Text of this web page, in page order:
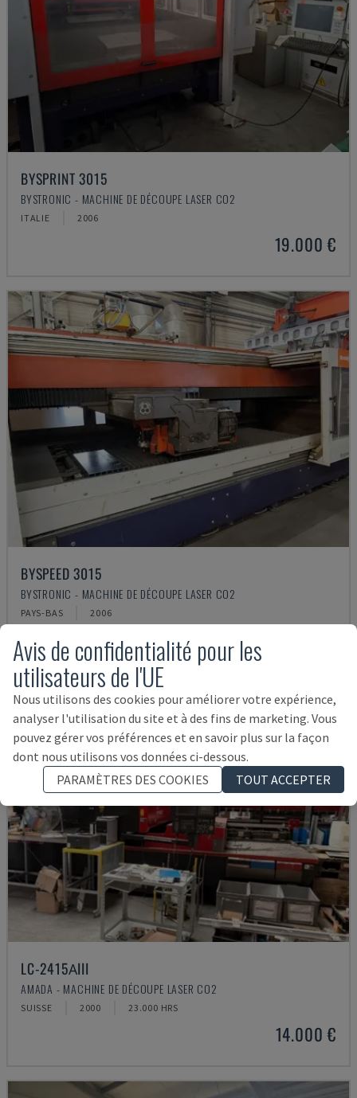
BYSPRINT 3015
BYSTRONIC - MACHINE DE DÉCOUPE LASER CO2
ITALIE 2006
19.000 €
BYSPEED 3015
BYSTRONIC - MACHINE DE DÉCOUPE LASER CO2
PAYS-BAS 2006
LC-2415ΑIII
AMADA - MACHINE DE DÉCOUPE LASER CO2
SUISSE 2000 23.000 HRS
14.000 €
Avis de confidentialité pour les
utilisateurs de l'UE
Nous utilisons des cookies pour améliorer votre expérience,
analyser l'utilisation du site et à des fins de marketing. Vous
pouvez gérer vos préférences et en savoir plus sur la façon
dont nous utilisons vos données ci-dessous.
PARAMÈTRES DES COOKIES
TOUT ACCEPTER